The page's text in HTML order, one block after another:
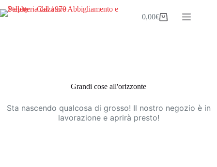
al
Carrello
0,00€
Grandi cose all'orizzonte
Sta nascendo qualcosa di grosso! Il nostro negozio è in
lavorazione e aprirà presto!